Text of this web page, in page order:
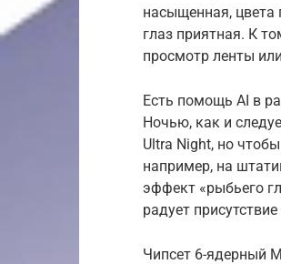
насыщенная, цвета
глаз приятная. К
просмотр ленты
Есть помощь AI в
Ночью, как и
Ultra Night, но
например, на
эффект «рыбьего
радует
Чипсет 6-ядерный